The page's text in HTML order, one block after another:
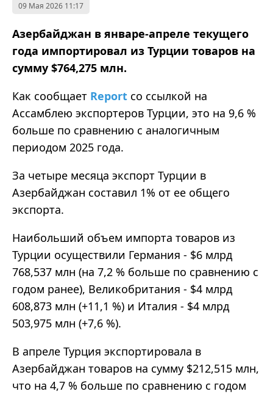
09 Мая 2026 11:17
Азербайджан в январе-апреле текущего
года импортировал из Турции товаров на
сумму $764,275 млн.
Как сообщает Report со ссылкой на
Ассамблею экспортеров Турции, это на 9,6 %
больше по сравнению с аналогичным
периодом 2025 года.
За четыре месяца экспорт Турции в
Азербайджан составил 1% от ее общего
экспорта.
Наибольший объем импорта товаров из
Турции осуществили Германия - $6 млрд
768,537 млн (на 7,2 % больше по сравнению с
годом ранее), Великобритания - $4 млрд
608,873 млн (+11,1 %) и Италия - $4 млрд
503,975 млн (+7,6 %).
В апреле Турция экспортировала в
Азербайджан товаров на сумму $212,515 млн,
что на 4,7 % больше по сравнению с годом